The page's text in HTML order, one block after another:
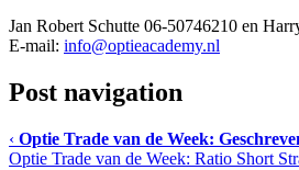
Jan Robert Schutte 06-50746210 en
E-mail: info@optieacademy.nl
Post navigation
‹ Optie Trade van de Week:
Optie Trade van de Week: Ratio Short